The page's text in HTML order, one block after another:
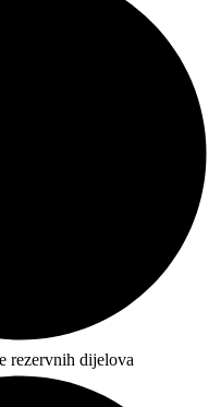
rezervnih dijelova